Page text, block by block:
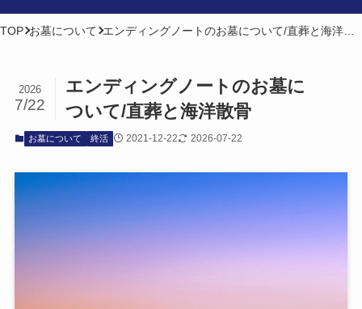
TOP お墓について
エンディングノートの​お墓に​
ついて​/直葬と​海洋散骨
2026
7/22
お墓について 終活 2021-12-22 2026-07-22